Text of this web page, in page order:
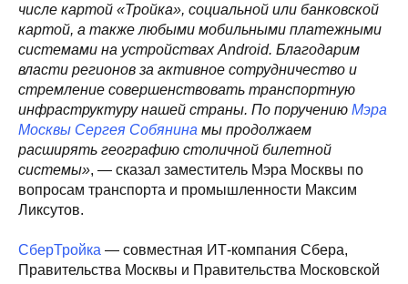
числе картой «Тройка», социальной или банковской
картой, а также любыми мобильными платежными
системами на устройствах Android. Благодарим
власти регионов за активное сотрудничество и
стремление совершенствовать транспортную
инфраструктуру нашей страны. По поручению Мэра
Москвы Сергея Собянина мы продолжаем
расширять географию столичной билетной
системы», — сказал заместитель Мэра Москвы по
вопросам транспорта и промышленности Максим
Ликсутов.
СберТройка — совместная ИТ-компания Сбера,
Правительства Москвы и Правительства Московской